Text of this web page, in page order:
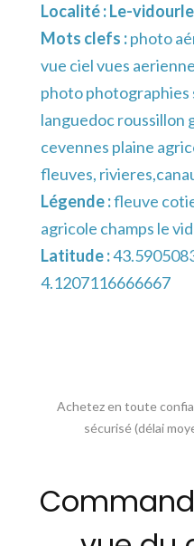
Localité :Le-vidourle
Mots clefs :photo
vue ciel vues
photo photographies
languedoc roussillon
cevennes plaine
fleuves,
Légende :fleuve
agricole champs le
Latitude :
4.1207116666667
Achetez en toute
sécurisé (délai